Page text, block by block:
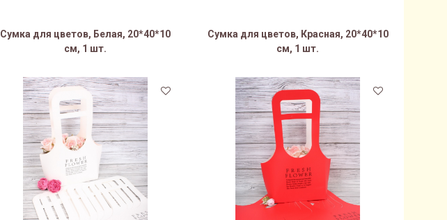
Сумка для цветов, Белая, 20*40*10
см, 1 шт.
Сумка для цветов, Красная, 20*40*10
см, 1 шт.